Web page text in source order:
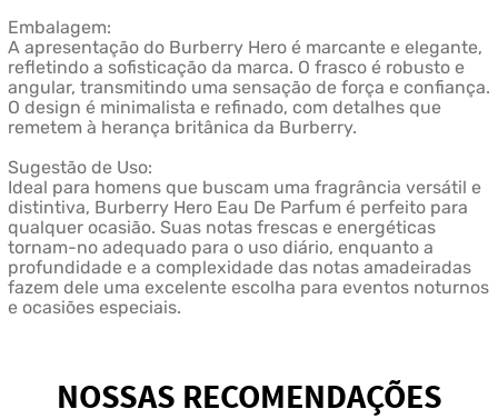
Embalagem:
A apresentação do Burberry Hero é marcante e elegante,
refletindo a sofisticação da marca. O frasco é robusto e
angular, transmitindo uma sensação de força e confiança.
O design é minimalista e refinado, com detalhes que
remetem à herança britânica da Burberry.
Sugestão de Uso:
Ideal para homens que buscam uma fragrância versátil e
distintiva, Burberry Hero Eau De Parfum é perfeito para
qualquer ocasião. Suas notas frescas e energéticas
tornam-no adequado para o uso diário, enquanto a
profundidade e a complexidade das notas amadeiradas
fazem dele uma excelente escolha para eventos noturnos
e ocasiões especiais.
NOSSAS RECOMENDAÇÕES